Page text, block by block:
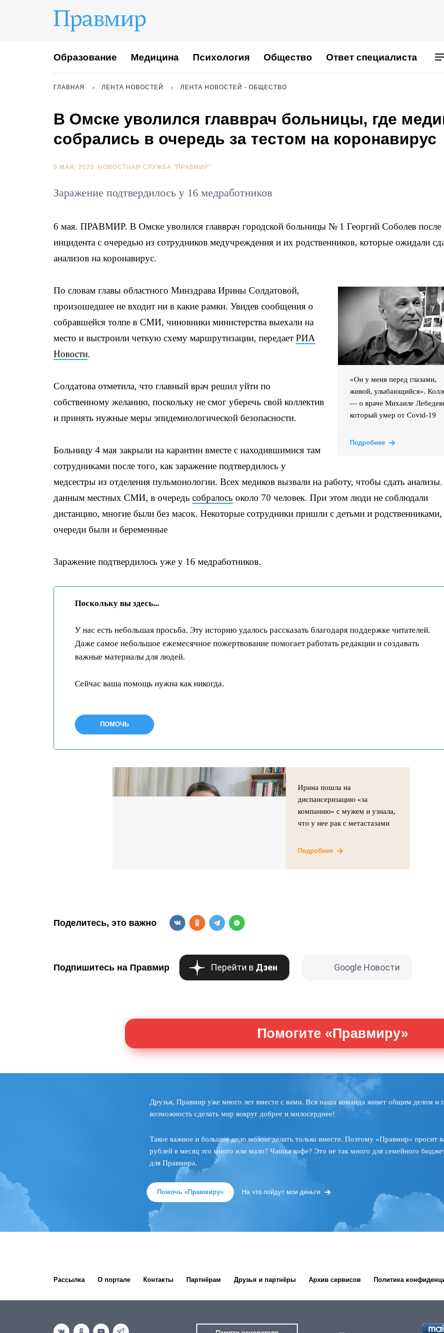
Образование Медицина Психология Общество Ответ специалиста
ГЛАВНАЯ ЛЕНТА НОВОСТЕЙ ЛЕНТА НОВОСТЕЙ - ОБЩЕСТВО
В Омске уволился главврач больницы, где
собрались в очередь за тестом на коронавирус
6 МАЯ, 2020. НОВОСТНАЯ СЛУЖБА "ПРАВМИР"
Заражение подтвердилось у 16 медработников
6 мая. ПРАВМИР. В Омске уволился главврач городской больницы № 1 Георгий Соболев после
инцидента с очередью из сотрудников медучреждения и их родственников, которые ожидали
анализов на коронавирус.
«Он у меня перед глазами,
живой, улыбающийся».
— о враче Михаиле
который умер от Covid-19
Подробнее
По словам главы областного Минздрава Ирины Солдатовой,
произошедшее не входит ни в какие рамки. Увидев сообщения о
собравшейся толпе в СМИ, чиновники министерства выехали на
место и выстроили четкую схему маршрутизации, передает РИА
Новости.
Солдатова отметила, что главный врач решил уйти по
собственному желанию, поскольку не смог уберечь свой коллектив
и принять нужные меры эпидемиологической безопасности.
Больницу 4 мая закрыли на карантин вместе с находившимися там
сотрудниками после того, как заражение подтвердилось у
медсестры из отделения пульмонологии. Всех медиков вызвали на работу, чтобы сдать
данным местных СМИ, в очередь собралось около 70 человек. При этом люди не соблюдали
дистанцию, многие были без масок. Некоторые сотрудники пришли с детьми и родственниками,
очереди были и беременные
Заражение подтвердилось уже у 16 медработников.
Поскольку вы здесь...
У нас есть небольшая просьба. Эту историю удалось рассказать благодаря поддержке читателей.
Даже самое небольшое ежемесячное пожертвование помогает работать редакции и создавать
важные материалы для людей.
Сейчас ваша помощь нужна как никогда.
ПОМОЧЬ
Ирина пошла на
диспансеризацию «за
компанию» с мужем и узнала,
что у нее рак с метастазами
Подробнее
Поделитесь, это важно
Подпишитесь на Правмир Перейти в Дзен Google Новости
Помогите «Правмиру»
Друзья, Правмир уже много лет вместе с вами. Вся наша команда живет общим делом и
возможность сделать мир вокруг добрее и милосерднее!
Такое важное и большое дело можно делать только вместе. Поэтому «Правмир» просит
рублей в месяц это много или мало? Чашка кофе? Это не так много для семейного
для Правмира.
Помочь «Правмиру» На что пойдут мои деньги
Рассылка О портале Контакты Партнёрам Друзья и партнёры Архив сервисов Политика